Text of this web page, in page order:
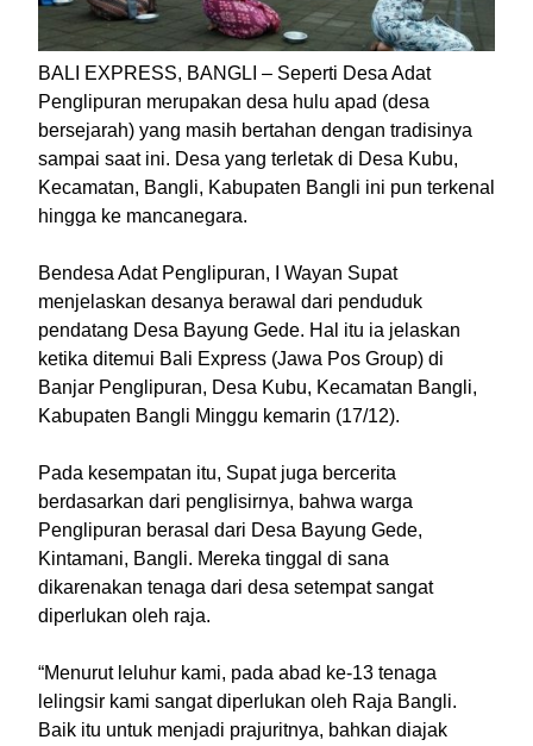
BALI EXPRESS, BANGLI – Seperti Desa Adat
Penglipuran merupakan desa hulu apad (desa
bersejarah) yang masih bertahan dengan tradisinya
sampai saat ini. Desa yang terletak di Desa Kubu,
Kecamatan, Bangli, Kabupaten Bangli ini pun terkenal
hingga ke mancanegara.
Bendesa Adat Penglipuran, I Wayan Supat
menjelaskan desanya berawal dari penduduk
pendatang Desa Bayung Gede. Hal itu ia jelaskan
ketika ditemui Bali Express (Jawa Pos Group) di
Banjar Penglipuran, Desa Kubu, Kecamatan Bangli,
Kabupaten Bangli Minggu kemarin (17/12).
Pada kesempatan itu, Supat juga bercerita
berdasarkan dari penglisirnya, bahwa warga
Penglipuran berasal dari Desa Bayung Gede,
Kintamani, Bangli. Mereka tinggal di sana
dikarenakan tenaga dari desa setempat sangat
diperlukan oleh raja.
“Menurut leluhur kami, pada abad ke-13 tenaga
lelingsir kami sangat diperlukan oleh Raja Bangli.
Baik itu untuk menjadi prajuritnya, bahkan diajak